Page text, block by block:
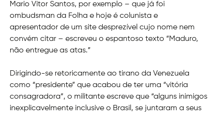
Mario Vitor Santos, por exemplo – que já foi
ombudsman da Folha e hoje é colunista e
apresentador de um site desprezível cujo nome nem
convém citar – escreveu o espantoso texto “Maduro,
não entregue as atas.”
Dirigindo-se retoricamente ao tirano da Venezuela
como “presidente” que acabou de ter uma “vitória
consagradora”, o militante escreve que “alguns inimigos
inexplicavelmente inclusive o Brasil, se juntaram a seus